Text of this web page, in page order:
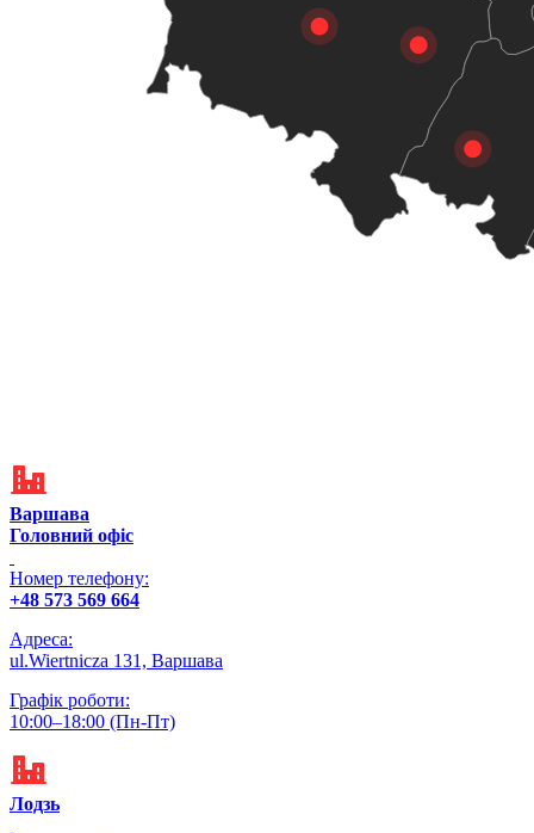
Варшава
Головний офіс
Номер телефону:
+48 573 569 664
Адреса:
ul.Wiertnicza 131, Варшава
Графік роботи:
10:00–18:00 (‌Пн-Пт)
Лодзь